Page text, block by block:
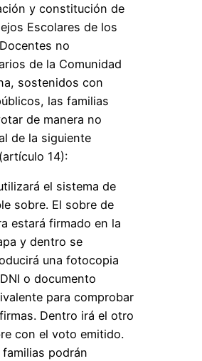
y constitución de
Escolares de los
no
de la Comunidad
sostenidos con
las familias
de manera no
de la siguiente
14):
el sistema de
sobre. El sobre de
estará firmado en la
y dentro se
una fotocopia
o documento
para comprobar
Dentro irá el otro
con el voto emitido.
familias podrán